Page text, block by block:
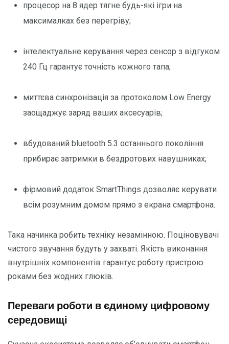
процесор на 8 ядер тягне будь-які ігри на
максималках без перегріву;
інтелектуальне керування через сенсор з відгуком
240 Гц гарантує точність кожного тапа;
миттєва синхронізація за протоколом Low Energy
заощаджує заряд ваших аксесуарів;
вбудований bluetooth 5.3 останнього покоління
прибирає затримки в бездротових навушниках;
фірмовий додаток SmartThings дозволяє керувати
всім розумним домом прямо з екрана смартфона.
Така начинка робить техніку незамінною. Поціновувачі
чистого звучання будуть у захваті. Якість виконання
внутрішніх компонентів гарантує роботу пристрою
роками без жодних глюків.
Переваги роботи в єдиному цифровому
середовищі